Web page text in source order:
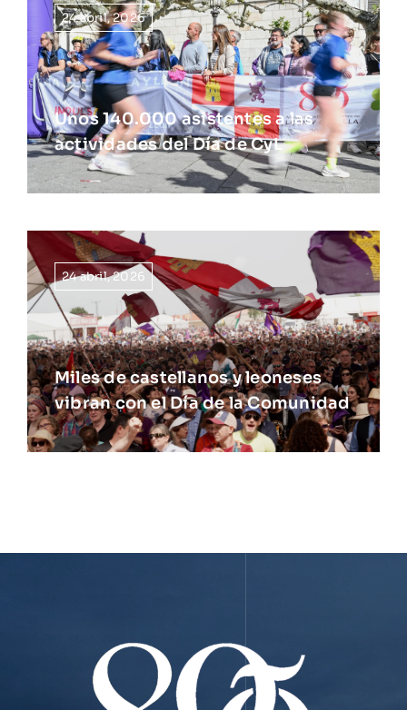
24 abril, 2026
Unos 140.000 asistentes a las
actividades del Día de CyL
24 abril, 2026
Miles de castellanos y leoneses
vibran con el Día de la Comunidad